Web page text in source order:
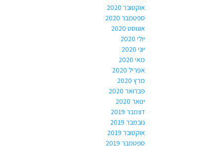
אוקטובר 2020
ספטמבר 2020
אוגוסט 2020
יולי 2020
יוני 2020
מאי 2020
אפריל 2020
מרץ 2020
פברואר 2020
ינואר 2020
דצמבר 2019
נובמבר 2019
אוקטובר 2019
ספטמבר 2019